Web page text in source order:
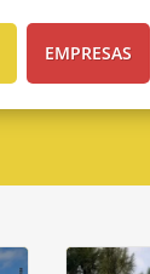
EMPRESAS